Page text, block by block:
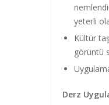
yeterli
Kültür
görüntü
Derz